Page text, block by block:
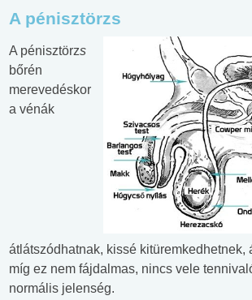
A pénisztörzs
A pénisztörzs
bőrén
merevedéskor
a vénák
átlátszódhatnak, kissé kitüremkedhetnek,
míg ez nem fájdalmas, nincs vele
normális jelenség.